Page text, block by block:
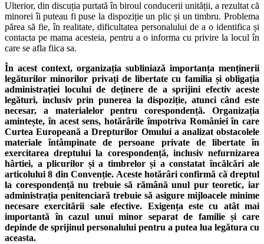
Ulterior, din discuția purtată în biroul conducerii unității, a rezultat că
minorei îi puteau fi puse la dispoziție un plic și un timbru. Problema
părea să fie, în realitate, dificultatea personalului de a o identifica și
contacta pe mama acesteia, pentru a o informa cu privire la locul în
care se afla fiica sa.
În acest context, organizația subliniază importanța menținerii
legăturilor minorilor privați de libertate cu familia și obligația
administrației locului de deținere de a sprijini efectiv aceste
legături, inclusiv prin punerea la dispoziție, atunci când este
necesar, a materialelor pentru corespondență. Organizația
amintește, în acest sens, hotărârile împotriva României în care
Curtea Europeană a Drepturilor Omului a analizat obstacolele
materiale întâmpinate de persoane private de libertate în
exercitarea dreptului la corespondență, inclusiv nefurnizarea
hârtiei, a plicurilor și a timbrelor și a constatat încălcări ale
articolului 8 din Convenție. Aceste hotărâri confirmă că dreptul
la corespondență nu trebuie să rămână unul pur teoretic, iar
administrația penitenciară trebuie să asigure mijloacele minime
necesare exercitării sale efective. Exigența este cu atât mai
importantă în cazul unui minor separat de familie și care
depinde de sprijinul personalului pentru a putea lua legătura cu
aceasta.